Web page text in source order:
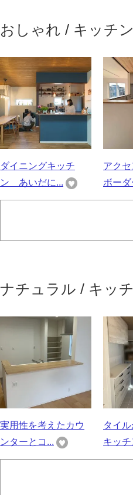
おしゃれ / キッチ
ダイニングキッチ
ン あいだに...
アク
ボーダ
ナチュラル / キッ
実用性を考えたカウ
ンターとコ...
タイ
キッチ